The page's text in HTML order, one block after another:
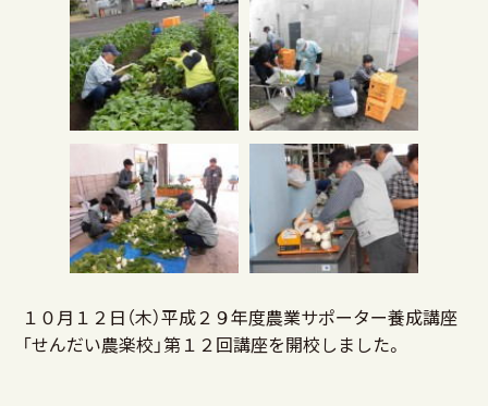
１０月１２日（木）平成２９年度農業サポーター養成講座
「せんだい農楽校」第１２回講座を開校しました。